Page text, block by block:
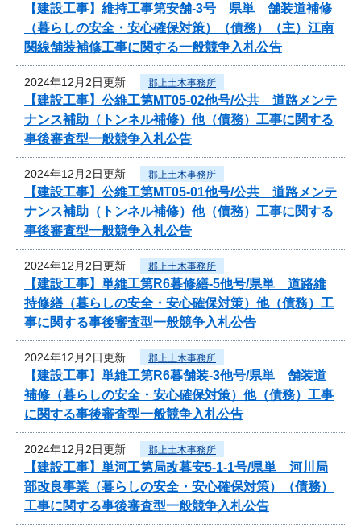
【建設工事】維持工事第安舗-3号 県単 舗装道補修
（暮らしの安全・安心確保対策）（債務）（主）江南
関線舗装補修工事に関する一般競争入札公告
2024年12月2日更新 郡上土木事務所
【建設工事】公維工第MT05-02他号/公共 道路メンテ
ナンス補助（トンネル補修）他（債務）工事に関する
事後審査型一般競争入札公告
2024年12月2日更新 郡上土木事務所
【建設工事】公維工第MT05-01他号/公共 道路メンテ
ナンス補助（トンネル補修）他（債務）工事に関する
事後審査型一般競争入札公告
2024年12月2日更新 郡上土木事務所
【建設工事】単維工第R6暮修繕-5他号/県単 道路維
持修繕（暮らしの安全・安心確保対策）他（債務）工
事に関する事後審査型一般競争入札公告
2024年12月2日更新 郡上土木事務所
【建設工事】単維工第R6暮舗装-3他号/県単 舗装道
補修（暮らしの安全・安心確保対策）他（債務）工事
に関する事後審査型一般競争入札公告
2024年12月2日更新 郡上土木事務所
【建設工事】単河工第局改暮安5-1-1号/県単 河川局
部改良事業（暮らしの安全・安心確保対策）（債務）
工事に関する事後審査型一般競争入札公告